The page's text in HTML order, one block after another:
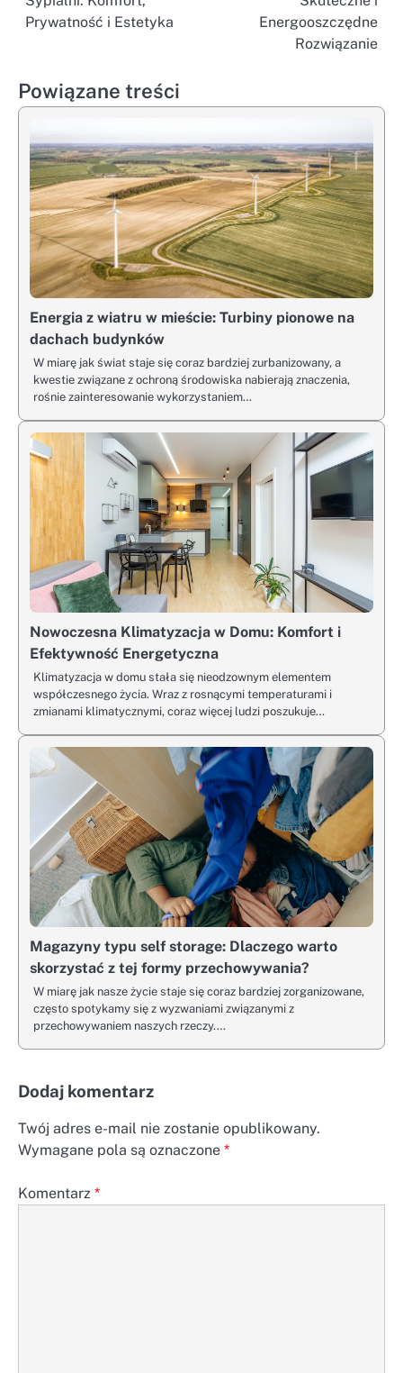
wpisu
Prywatność i Estetyka
Energooszczędne
Rozwiązanie
Powiązane treści
Energia z wiatru w mieście: Turbiny pionowe na
dachach budynków
W miarę jak świat staje się coraz bardziej zurbanizowany, a
kwestie związane z ochroną środowiska nabierają znaczenia,
rośnie zainteresowanie wykorzystaniem…
Nowoczesna Klimatyzacja w Domu: Komfort i
Efektywność Energetyczna
Klimatyzacja w domu stała się nieodzownym elementem
współczesnego życia. Wraz z rosnącymi temperaturami i
zmianami klimatycznymi, coraz więcej ludzi poszukuje…
Magazyny typu self storage: Dlaczego warto
skorzystać z tej formy przechowywania?
W miarę jak nasze życie staje się coraz bardziej zorganizowane,
często spotykamy się z wyzwaniami związanymi z
przechowywaniem naszych rzeczy.…
Dodaj komentarz
Twój adres e-mail nie zostanie opublikowany.
Wymagane pola są oznaczone *
Komentarz *